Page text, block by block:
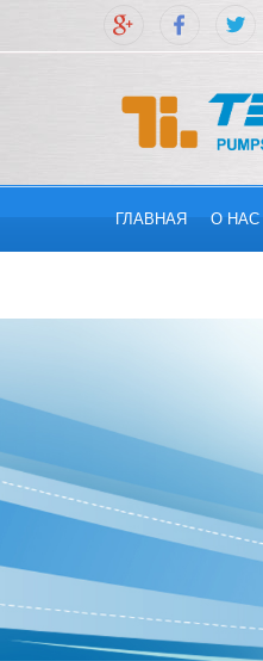
ГЛАВНАЯ О НАС